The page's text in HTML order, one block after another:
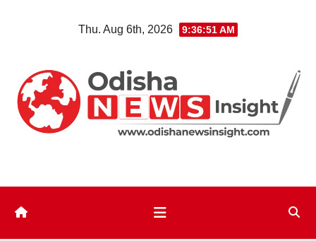
Thu. Aug 6th, 2026 9:36:52 AM